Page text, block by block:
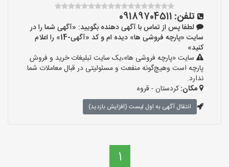
تلفن: 09189704511
لطفا پس از تماس با آگهی دهنده بگویید: «آگهی شما را در
سایت «پارچه فروشی ها» دیده ام و کد «آگهی-14» را اعلام
کنید»
سایت «پارچه فروشی ها»،یک سایت تبلیغات خرید و فروش
پارچه است وهیچ‌گونه منفعت و مسئولیتی در قبال معاملات شما
ندارد.
مکان:کردستان - قروه
انتقال آگهی به اول لیست (افزایش بازدید)
1